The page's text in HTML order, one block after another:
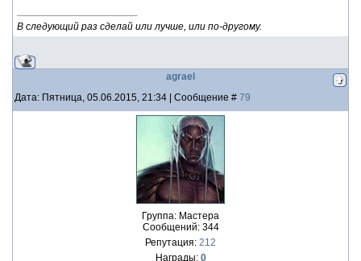
В следующий раз сделай или лучше, или по-другому.
agrael
Дата: Пятница, 05.06.2015, 21:34 | Сообщение # 79
Группа: Мастера
Сообщений: 344
Репутация: 212
Награды: 0